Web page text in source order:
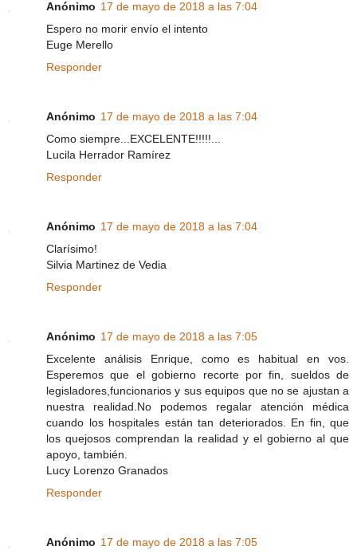
Anónimo 17 de mayo de 2018 a las 7:04
Espero no morir envío el intento
Euge Merello
Responder
Anónimo 17 de mayo de 2018 a las 7:04
Como siempre...EXCELENTE!!!!!...
Lucila Herrador Ramírez
Responder
Anónimo 17 de mayo de 2018 a las 7:04
Clarísimo!
Silvia Martinez de Vedia
Responder
Anónimo 17 de mayo de 2018 a las 7:05
Excelente análisis Enrique, como es habitual en vos.
Esperemos que el gobierno recorte por fin, sueldos de
legisladores,funcionarios y sus equipos que no se ajustan a
nuestra realidad.No podemos regalar atención médica
cuando los hospitales están tan deteriorados. En fin, que
los quejosos comprendan la realidad y el gobierno al que
apoyo, también.
Lucy Lorenzo Granados
Responder
Anónimo 17 de mayo de 2018 a las 7:05